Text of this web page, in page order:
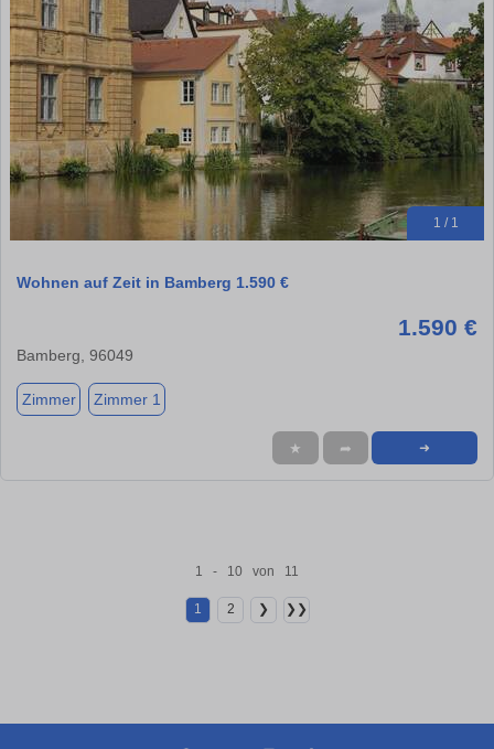
1 / 1
Wohnen auf Zeit in Bamberg 1.590 €
1.590 €
Bamberg, 96049
Zimmer Zimmer 1
★ ➦ ➜
1 - 10 von 11
1 2 ❯ ❯❯